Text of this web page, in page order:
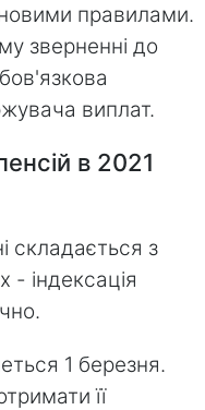
правилами.
зверненні до
виплат.
в 2021
складається з
- індексація
1 березня.
її